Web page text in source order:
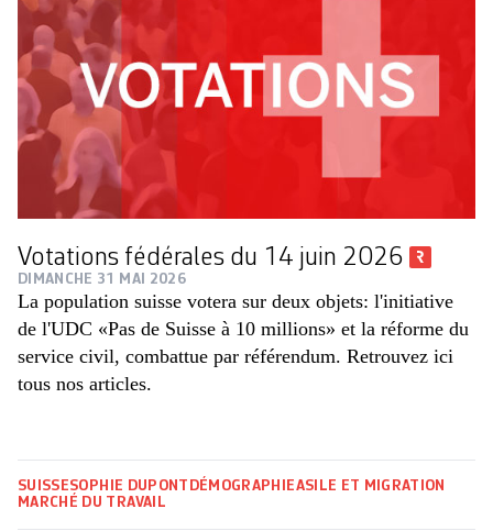
Votations fédérales du 14 juin 2026
DIMANCHE 31 MAI 2026
La population suisse votera sur deux objets: l'initiative
de l'UDC «Pas de Suisse à 10 millions» et la réforme du
service civil, combattue par référendum. Retrouvez ici
tous nos articles.
SUISSESOPHIE DUPONT DÉMOGRAPHIEASILE ET MIGRATION
MARCHÉ DU TRAVAIL